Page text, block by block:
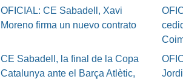
OFICIAL: CE Sabadell, Xavi
Moreno firma un nuevo contrato
CE Sabadell, la final de la Copa
Catalunya ante el Barça Atlètic,